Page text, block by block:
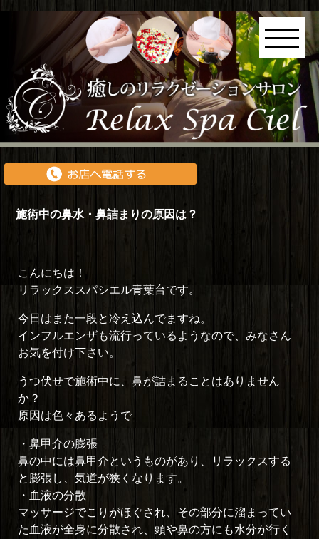
施術中の鼻水・鼻詰まりの原因は？
こんにちは！
リラックススパシエル青葉台です。
今日はまた一段と冷え込んでますね。
インフルエンザも流行っているようなので、みなさん
お気を付け下さい。
うつ伏せで施術中に、鼻が詰まることはありません
か？
原因は色々あるようで
・鼻甲介の膨張
鼻の中には鼻甲介というものがあり、リラックスする
と膨張し、気道が狭くなります。
・血液の分散
マッサージでこりがほぐされ、その部分に溜まってい
た血液が全身に分散され、頭や鼻の方にも水分が行く